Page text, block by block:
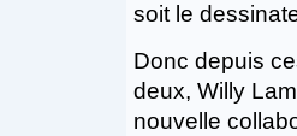
soit le
Donc depuis
deux, Willy
nouvelle